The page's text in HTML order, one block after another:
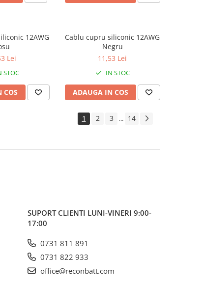
12AWG
Lei
STOC
COS
Cablu cupru siliconic 12AWG
Negru
11,53 Lei
IN STOC
ADAUGA IN COS
1 2 3 ... 14
SUPORT CLIENTI LUNI-VINERI 9:00-
17:00
0731 811 891
0731 822 933
office@reconbatt.com